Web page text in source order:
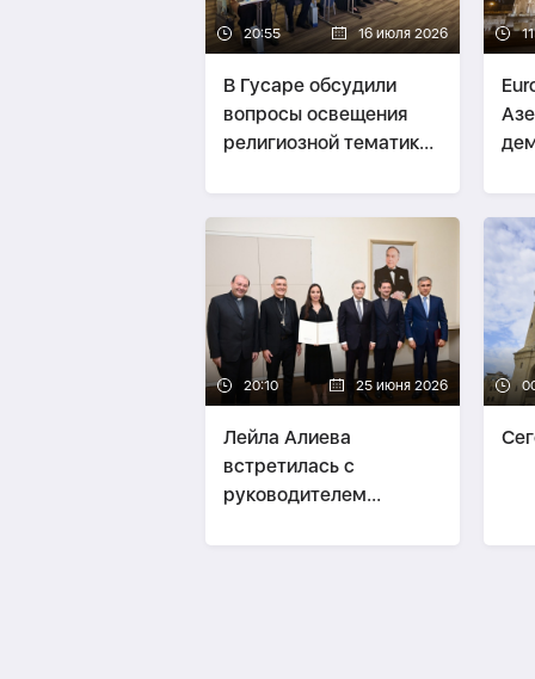
20:55 16 июля 2026
В Гусаре обсудили
вопросы освещения
религиозной тематики
20:10 25 июня 2026
Лейла Алиева
встретилась с
руководителем
апостольской